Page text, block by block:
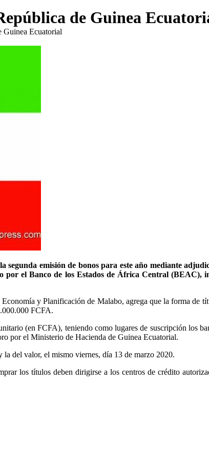
de Guinea
Guinea Ecuatorial
emisión de bonos para este año mediante
por el Banco de los Estados de África Central
y Planificación de Malabo, agrega que la forma de
FCFA.
(en FCFA), teniendo como lugares de suscripción los
por el Ministerio de Hacienda de Guinea Ecuatorial.
del valor, el mismo viernes, día 13 de marzo 2020.
los títulos deben dirigirse a los centros de crédito